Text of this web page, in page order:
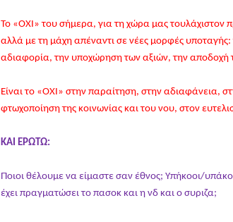
Το «ΟΧΙ» του σήμερα, για τη χώρα μας τουλάχιστον
αλλά με τη μάχη απέναντι σε νέες μορφές
αδιαφορία, την υποχώρηση των αξιών, την αποδοχή
Είναι το «ΟΧΙ» στην παραίτηση, στην αδιαφάνεια,
φτωχοποίηση της κοινωνίας και του νου, στον
ΚΑΙ ΕΡΩΤΩ:
Ποιοι θέλουμε να είμαστε σαν έθνος; Υπήκοοι/
έχει πραγματώσει το πασοκ και η νδ και ο συριζα;